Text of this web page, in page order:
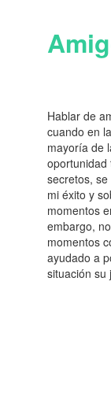
Hablar de
cuando en
mayoría de
oportunidad
secretos,
mi éxito y
momentos
embargo,
momentos
ayudado a
situación su